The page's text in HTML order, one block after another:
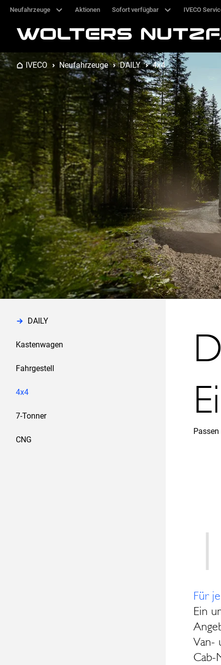
WOLTERS
Neufahrzeuge Aktionen Sofort verfügbar IVECO
IVECO Neufahrzeuge DAILY 4x4
DAILY
Kastenwagen
Fahrgestell
4x4
7-Tonner
CNG
1
Für
Ein
Van-
Cab-